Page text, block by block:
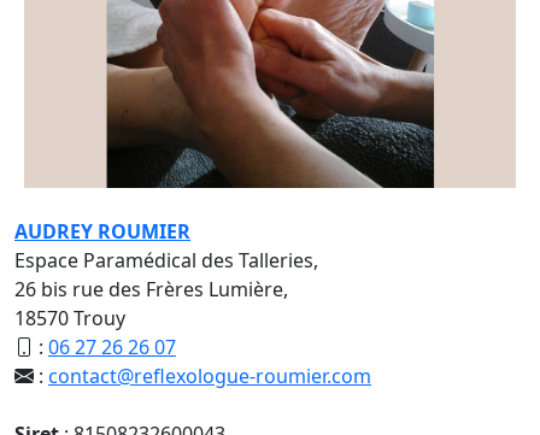
AUDREY ROUMIER
Espace Paramédical des Talleries,
26 bis rue des Frères Lumière,
18570 Trouy
: 06 27 26 26 07
: contact@reflexologue-roumier.com